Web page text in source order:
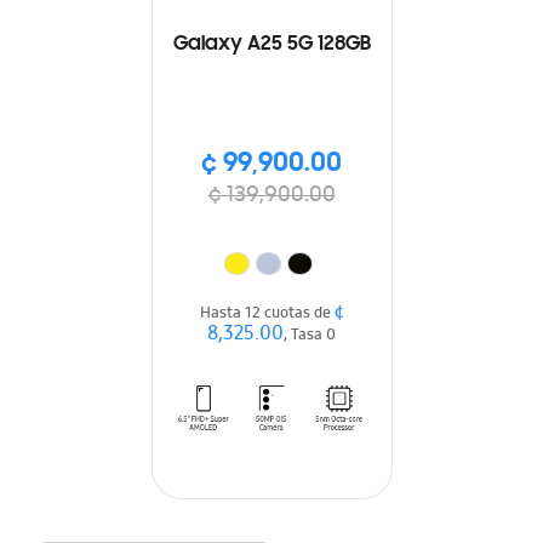
Galaxy A25 5G 128GB
¢ 99,900.00
¢ 139,900.00
Hasta 12 cuotas de¢
8,325.00, Tasa 0